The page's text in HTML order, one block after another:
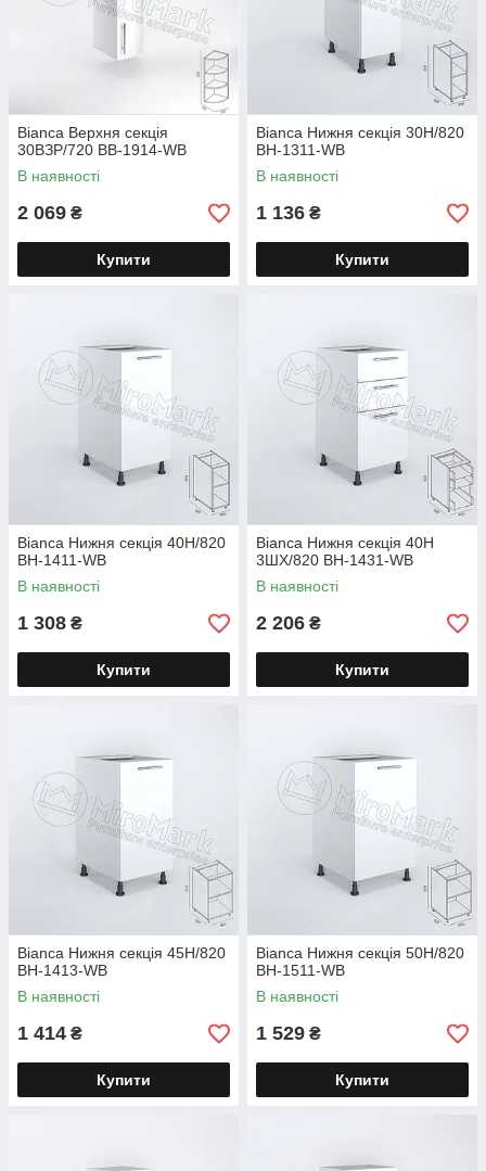
Bianca Верхня секція
30ВЗР/720 BB-1914-WB
В наявності
2 069 ₴
Купити
Bianca Нижня секція 30Н/820
BH-1311-WB
В наявності
1 136 ₴
Купити
Bianca Нижня секція 40Н/820
BH-1411-WB
В наявності
1 308 ₴
Купити
Bianca Нижня секція 40Н
3ШХ/820 BH-1431-WB
В наявності
2 206 ₴
Купити
Bianca Нижня секція 45Н/820
BH-1413-WB
В наявності
1 414 ₴
Купити
Bianca Нижня секція 50Н/820
BH-1511-WB
В наявності
1 529 ₴
Купити